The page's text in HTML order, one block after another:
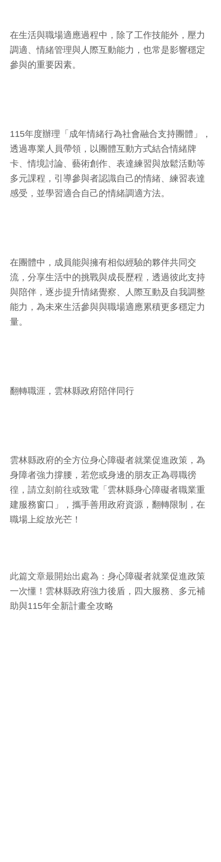
在生活與職場適應過程中，除了工作技能外，壓力
調適、情緒管理與人際互動能力，也常是影響穩定
參與的重要因素。
115年度辦理「成年情緒行為社會融合支持團體」，
透過專業人員帶領，以團體互動方式結合情緒牌
卡、情境討論、藝術創作、表達練習與放鬆活動等
多元課程，引導參與者認識自己的情緒、練習表達
感受，並學習適合自己的情緒調適方法。
在團體中，成員能與擁有相似經驗的夥伴共同交
流，分享生活中的挑戰與成長歷程，透過彼此支持
與陪伴，逐步提升情緒覺察、人際互動及自我調整
能力，為未來生活參與與職場適應累積更多穩定力
量。
翻轉職涯，雲林縣政府陪伴同行
雲林縣政府的全方位身心障礙者就業促進政策，為
身障者強力撐腰，若您或身邊的朋友正為尋職徬
徨，請立刻前往或致電「雲林縣身心障礙者職業重
建服務窗口」，攜手善用政府資源，翻轉限制，在
職場上綻放光芒！
此篇文章最開始出處為： 身心障礙者就業促進政策
一次懂！雲林縣政府強力後盾，四大服務、多元補
助與115年全新計畫全攻略